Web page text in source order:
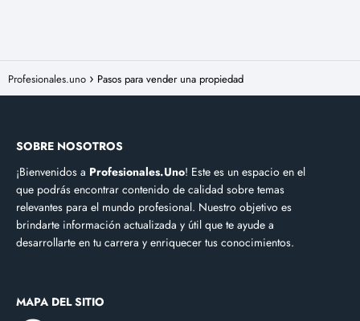
Profesionales.uno Pasos para vender una propiedad
SOBRE NOSOTROS
¡Bienvenidos a Profesionales.Uno! Este es un espacio en el
que podrás encontrar contenido de calidad sobre temas
relevantes para el mundo profesional. Nuestro objetivo es
brindarte información actualizada y útil que te ayude a
desarrollarte en tu carrera y enriquecer tus conocimientos.
MAPA DEL SITIO